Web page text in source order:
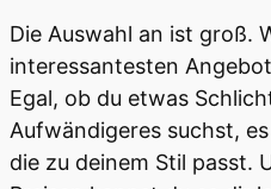
Die Auswahl an ist groß.
interessantesten
Egal, ob du etwas
Aufwändigeres suchst,
die zu deinem Stil passt.